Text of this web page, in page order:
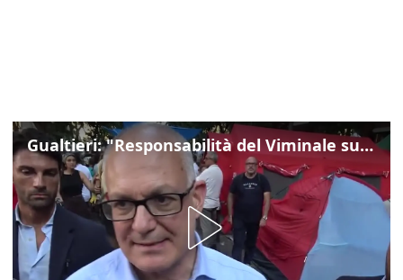
Gualtieri: "Responsabilità del Viminale su Spin Time? La posizione dei partiti è nota"